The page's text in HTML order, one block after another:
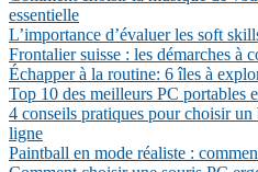
essentielle
L’importance d’évaluer les soft
Frontalier suisse : les démarches à
Échapper à la routine: 6 îles à
Top 10 des meilleurs PC portables
4 conseils pratiques pour choisir
ligne
Paintball en mode réaliste :